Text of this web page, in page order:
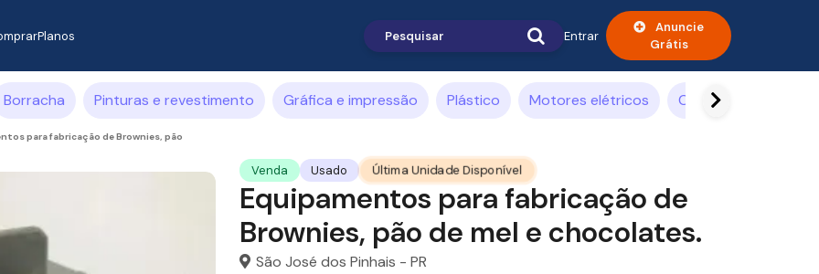
Planos Entrar
Anuncie
Grátis
Borracha Pinturas e revestimento Gráfica e impressão Plástico Motores elétricos Compressor de ar
para fabricação de Brownies, pão
Venda Usado Última Unidade Disponível
Equipamentos para fabricação de
Brownies, pão de mel e chocolates.
São José dos Pinhais - PR